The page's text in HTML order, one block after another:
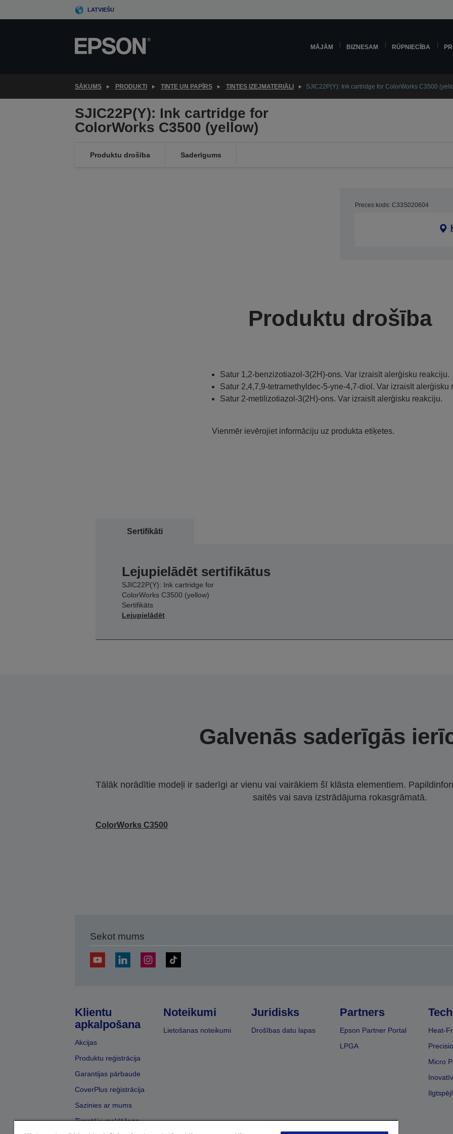
to
LATVIEŠU
MĀJĀM BIZNESAM RŪPNIECĪBA
SĀKUMS PRODUKTI TINTE UN PAPĪRS TINTES IZEJMATERIĀLI SJIC22P(Y): Ink cartridge for ColorWorks C3500
SJIC22P(Y): Ink cartridge for
ColorWorks C3500 (yellow)
Produktu drošība Saderīgums
Preces kods: C33S020604
Produktu drošība
Satur 1,2-benzizotiazol-3(2H)-ons. Var izraisīt alerģisku reakciju.
Satur 2,4,7,9-tetramethyldec-5-yne-4,7-diol. Var izraisīt alerģisku
Satur 2-metilizotiazol-3(2H)-ons. Var izraisīt alerģisku reakciju.
Vienmēr ievērojiet informāciju uz produkta etiķetes.
Sertifikāti
Lejupielādēt sertifikātus
SJIC22P(Y): Ink cartridge for
ColorWorks C3500 (yellow)
Sertifikāts
Lejupielādēt
Galvenās saderīgās
Tālāk norādītie modeļi ir saderīgi ar vienu vai vairākiem šī klāsta elementiem.
saitēs vai sava izstrādājuma rokasgrāmatā.
ColorWorks C3500
Sekot mums
Klientu
apkalpošana
Akcijas
Produktu reģistrācija
Garantijas pārbaude
CoverPlus reģistrācija
Sazinies ar mums
Tirgotāju meklēšana
Noteikumi
Lietošanas noteikumi
Juridisks
Drošības datu lapas
Partners
Epson Partner Portal
LPGA
Heat-
Micro